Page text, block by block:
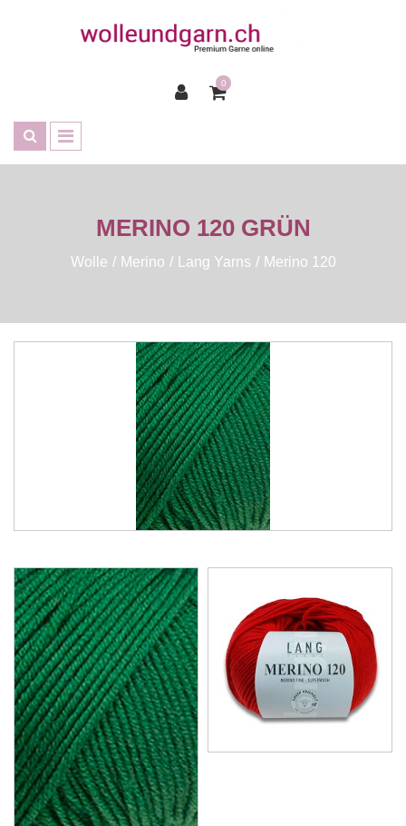
0
MERINO 120 GRÜN
Wolle Merino Lang Yarns Merino 120